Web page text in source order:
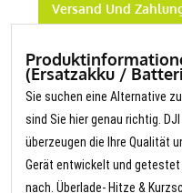
Versand Und
(Ersatzakku /
Sie suchen eine Alternative
sind Sie hier genau richtig.
überzeugen die Ihre Qualität
Gerät entwickelt und
nach. Überlade- Hitze &